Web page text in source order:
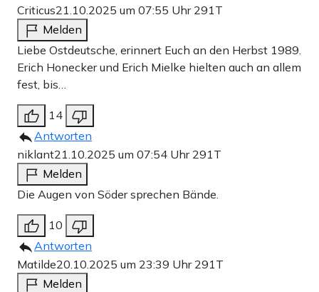
Criticus21.10.2025 um 07:55 Uhr 291T
Melden
Liebe Ostdeutsche, erinnert Euch an den Herbst 1989.
Erich Honecker und Erich Mielke hielten auch an allem
fest, bis…
14
Antworten
niklant21.10.2025 um 07:54 Uhr 291T
Melden
Die Augen von Söder sprechen Bände.
10
Antworten
Matilde20.10.2025 um 23:39 Uhr 291T
Melden